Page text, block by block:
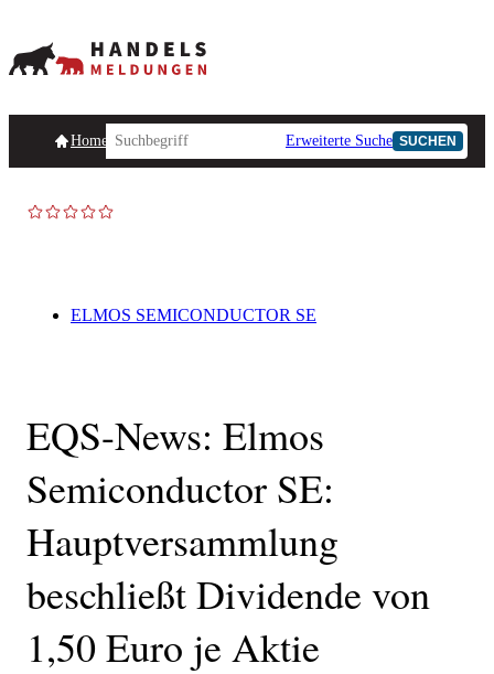
HomepageHandelsmeldungen Ad-Hoc-Meldungen
Erweiterte Suche SUCHEN
ELMOS SEMICONDUCTOR SE
EQS-News: Elmos
Semiconductor SE:
Hauptversammlung
beschließt Dividende von
1,50 Euro je Aktie